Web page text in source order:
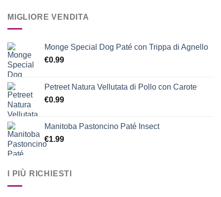
MIGLIORE VENDITA
Monge Special Dog Paté con Trippa di Agnello
€0.99
Petreet Natura Vellutata di Pollo con Carote
€0.99
Manitoba Pastoncino Paté Insect
€1.99
I PIÙ RICHIESTI